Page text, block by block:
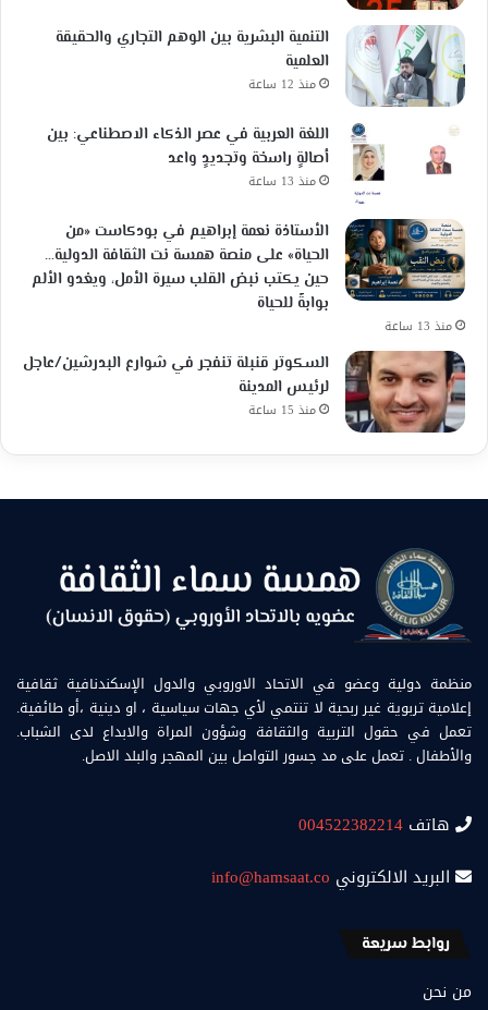
التنمية البشرية بين الوهم التجاري والحقيقة
العلمية
منذ 12 ساعة
اللغة العربية في عصر الذكاء الاصطناعي: بين
أصالةٍ راسخة وتجديدٍ واعد
منذ 13 ساعة
الأستاذة نعمة إبراهيم في بودكاست «من
الحياة» على منصة همسة نت الثقافة الدولية…
حين يكتب نبض القلب سيرة الأمل، ويغدو الألم
بوابةً للحياة
منذ 13 ساعة
السكوتر قنبلة تنفجر في شوارع البدرشين/عاجل
لرئيس المدينة
منذ 15 ساعة
منظمة دولية وعضو في الاتحاد الاوروبي والدول الإسكندنافية ثقافية
إعلامية تربوية غير ربحية لا تنتمي لأي جهات سياسية ، او دينية ،أو طائفية.
تعمل في حقول التربية والثقافة وشؤون المراة والابداع لدى الشباب.
والأطفال . تعمل على مد جسور التواصل بين المهجر والبلد الاصل.
هاتف 004522382214
البريد الالكتروني info@hamsaat.co
روابط سريعة
من نحن